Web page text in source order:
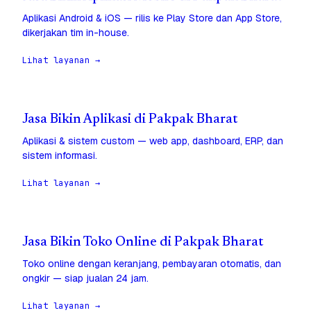
Aplikasi Android & iOS — rilis ke Play Store dan App Store,
dikerjakan tim in-house.
Lihat layanan →
Jasa Bikin Aplikasi di Pakpak Bharat
Aplikasi & sistem custom — web app, dashboard, ERP, dan
sistem informasi.
Lihat layanan →
Jasa Bikin Toko Online di Pakpak Bharat
Toko online dengan keranjang, pembayaran otomatis, dan
ongkir — siap jualan 24 jam.
Lihat layanan →